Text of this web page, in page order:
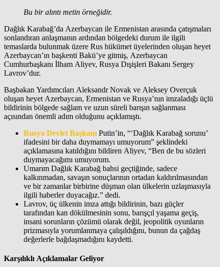
Bu bir alıntı metin örneğidir.
Dağlık Karabağ’da Azerbaycan ile Ermenistan arasında çatışmaları
sonlandıran anlaşmanın ardından bölgedeki durum ile ilgili
temaslarda bulunmak üzere Rus hükümet üyelerinden oluşan heyet
Azerbaycan’ın başkenti Bakü’ye gitmiş, Azerbaycan
Cumhurbaşkanı İlham Aliyev, Rusya Dışişleri Bakanı Sergey
Lavrov’dur.
Başbakan Yardımcıları Aleksandr Novak ve Aleksey Overçuk
oluşan heyet Azerbaycan, Ermenistan ve Rusya’nın imzaladığı üçlü
bildirinin bölgede sağlam ve uzun süreli barışın sağlanması
açısından önemli adım olduğunu açıklamıştı.
Rusya Devlet Başkanı Putin’in, “‘Dağlık Karabağ sorunu’
ifadesini bir daha duymamayı umuyorum” şeklindeki
açıklamasına katıldığını bildiren Aliyev, “Ben de bu sözleri
duymayacağımı umuyorum.
Umarım Dağlık Karabağ bahsi geçtiğinde, sadece
kalkınmadan, savaşın sonuçlarının ortadan kaldırılmasından
ve bir zamanlar birbirine düşman olan ülkelerin uzlaşmasıyla
ilgili haberler duyacağız.” dedi.
Lavrov, üç ülkenin imza attığı bildirinin, bazı güçler
tarafından kan dökülmesinin sonu, barışçıl yaşama geçiş,
insani sorunların çözümü olarak değil, jeopolitik oyunların
prizmasıyla yorumlanmaya çalışıldığını, bunun da çağdaş
değerlerle bağdaşmadığını kaydetti.
Karşılıklı Açıklamalar Geliyor